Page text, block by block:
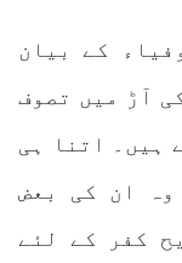
کے بیان
آڑ میں تصوف
ہیں۔ اتنا ہی
وہ ان کی بعض
کفر کے لئے